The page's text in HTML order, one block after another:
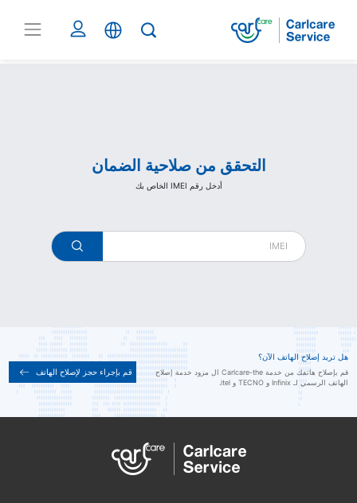
Carlcare
check
التحقق من صلاحية الضمان
أدخل رقم IMEI الخاص بك
هل تريد إصلاح الهاتف الآن؟
قم بإصلاح هاتفك من خدمة Carlcare-the ال مزود خدمة إصلاح
الهاتف الرسمي لـ Infinix و TECNO و itel.
قم بإجراء حجز لإصلاح الهاتف